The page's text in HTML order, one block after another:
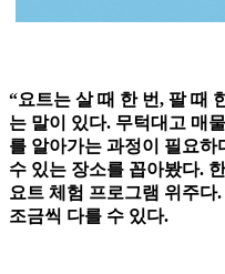
“요트는 살 때 한 번, 팔 때
는 말이 있다. 무턱대고 매
를 알아가는 과정이 필요
수 있는 장소를 꼽아봤다.
요트 체험 프로그램 위주다
조금씩 다를 수 있다.